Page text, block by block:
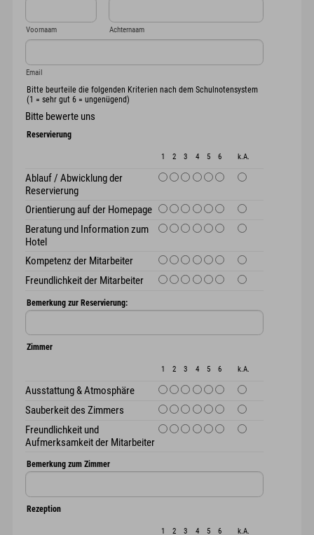
Voornaam Achternaam
Email
Bitte beurteile die folgenden Kriterien nach dem Schulnotensystem
(1 = sehr gut 6 = ungenügend)
Bitte bewerte uns
Reservierung
1 2 3 4 5 6 k.A.
Ablauf / Abwicklung der
Reservierung
Orientierung auf der Homepage
Beratung und Information zum
Hotel
Kompetenz der Mitarbeiter
Freundlichkeit der Mitarbeiter
Bemerkung zur Reservierung:
Zimmer
1 2 3 4 5 6 k.A.
Ausstattung & Atmosphäre
Sauberkeit des Zimmers
Freundlichkeit und
Aufmerksamkeit der Mitarbeiter
Bemerkung zum Zimmer
Rezeption
1 2 3 4 5 6 k.A.